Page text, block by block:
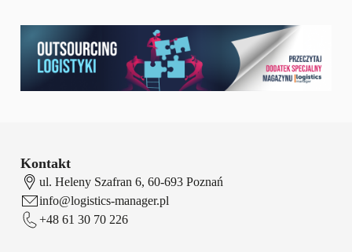
Kontakt
ul. Heleny Szafran 6, 60-693 Poznań
info@logistics-manager.pl
+48 61 30 70 226